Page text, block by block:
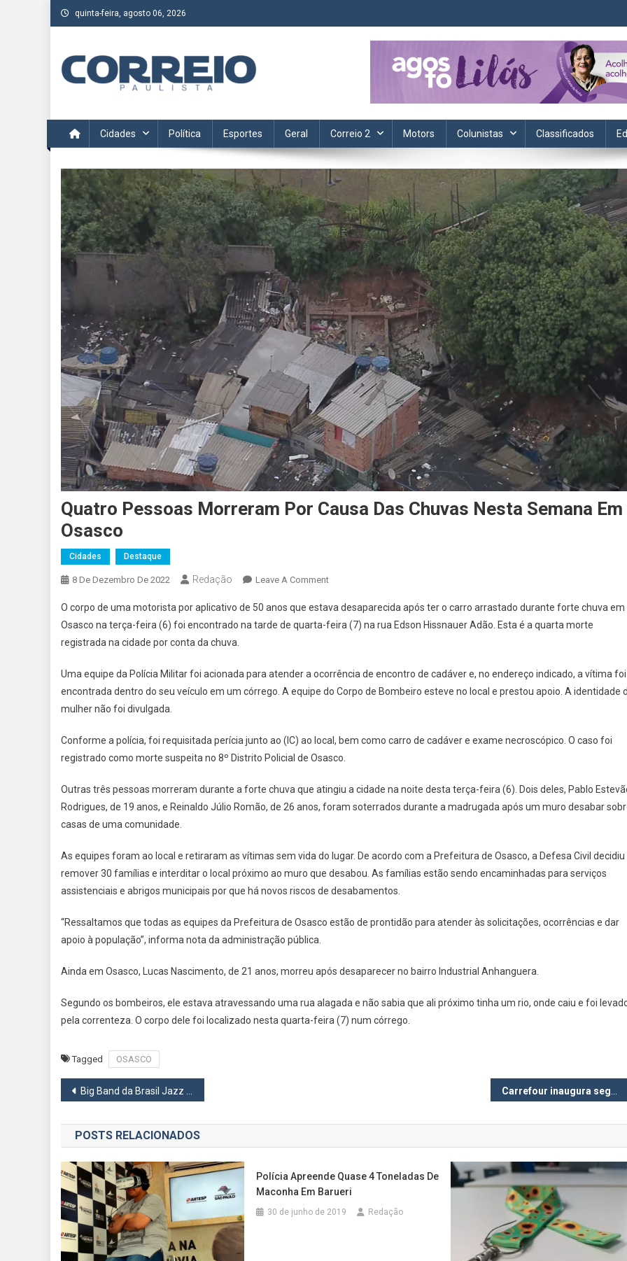
Skip
to
quinta-feira, agosto 06, 2026
Acompanhe as últimas notícias da região no Correio Paulista. Informação, política, saúde, economia, esportes e cotidiano.
Cidades Política Esportes Geral Correio 2 Motors Colunistas Classificados
Quatro Pessoas Morreram Por Causa Das Chuvas Nesta Semana Em
Osasco
Cidades Destaque
8 De Dezembro De 2022 Redação Leave A CommentOn
Pessoas
Morreram
Das
Chuvas
Em
Osasco
O corpo de uma motorista por aplicativo de 50 anos que estava desaparecida após ter o carro arrastado durante forte chuva em
Osasco na terça-feira (6) foi encontrado na tarde de quarta-feira (7) na rua Edson Hissnauer Adão. Esta é a quarta morte
registrada na cidade por conta da chuva.
Uma equipe da Polícia Militar foi acionada para atender a ocorrência de encontro de cadáver e, no endereço indicado, a vítima foi
encontrada dentro do seu veículo em um córrego. A equipe do Corpo de Bombeiro esteve no local e prestou apoio. A identidade
mulher não foi divulgada.
Conforme a polícia, foi requisitada perícia junto ao (IC) ao local, bem como carro de cadáver e exame necroscópico. O caso foi
registrado como morte suspeita no 8º Distrito Policial de Osasco.
Outras três pessoas morreram durante a forte chuva que atingiu a cidade na noite desta terça-feira (6). Dois deles, Pablo
Rodrigues, de 19 anos, e Reinaldo Júlio Romão, de 26 anos, foram soterrados durante a madrugada após um muro desabar
casas de uma comunidade.
As equipes foram ao local e retiraram as vítimas sem vida do lugar. De acordo com a Prefeitura de Osasco, a Defesa Civil decidiu
remover 30 famílias e interditar o local próximo ao muro que desabou. As famílias estão sendo encaminhadas para serviços
assistenciais e abrigos municipais por que há novos riscos de desabamentos.
“Ressaltamos que todas as equipes da Prefeitura de Osasco estão de prontidão para atender às solicitações, ocorrências e dar
apoio à população”, informa nota da administração pública.
Ainda em Osasco, Lucas Nascimento, de 21 anos, morreu após desaparecer no bairro Industrial Anhanguera.
Segundo os bombeiros, ele estava atravessando uma rua alagada e não sabia que ali próximo tinha um rio, onde caiu e foi
pela correnteza. O corpo dele foi localizado nesta quarta-feira (7) num córrego.
Tagged OSASCO
Navegação
de
Post
Big Band da Brasil Jazz Sinfônica se apresenta nesta quinta, 8, na Praça das Artes de Barueri
POSTS RELACIONADOS
Polícia Apreende Quase 4 Toneladas De
Maconha Em Barueri
30 de junho de 2019 Redação